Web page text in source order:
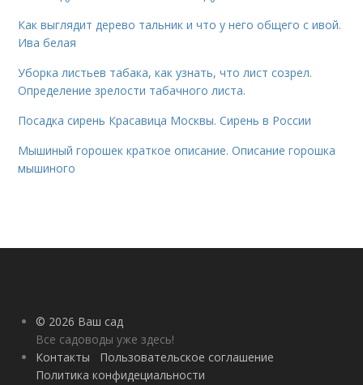
Как выглядит дерево тальник и что у него общего с ивой.
Ива белая
Уборка листьев табака, как узнать, что лист созрел.
Определение зрелости табачного листа.
Посадка сирень Красавица Москвы. Сирень в России
Мышиный горошек краткое описание. Описание горошка
мышиного
© 2026 Ваш сад
Все садоводы уже здесь!
Контакты
Пользовательское соглашение
Политика конфидециальности